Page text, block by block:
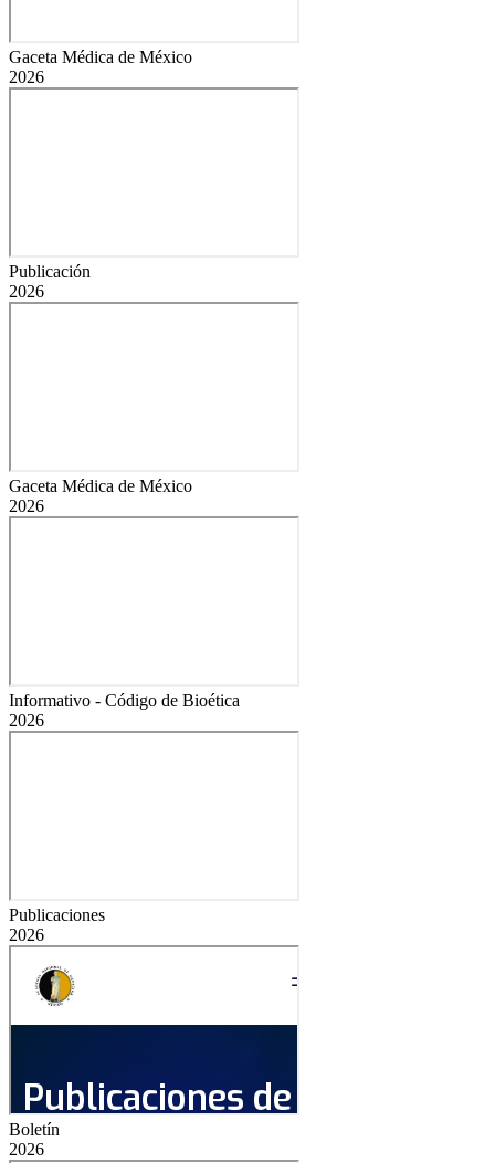
Gaceta Médica de México
2026
Publicación
2026
Gaceta Médica de México
2026
Informativo - Código de Bioética
2026
Publicaciones
2026
Boletín
2026